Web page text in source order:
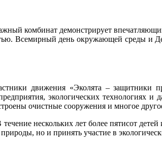
комбинат демонстрирует
Всемирный день окружающей среды и
движения «Эколята – защитники
экологических технологиях
очистные сооружения и многое
нескольких лет более пятисот
но и принять участие в